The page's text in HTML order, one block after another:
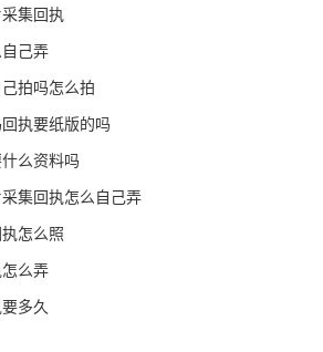
集回执
己弄
拍吗怎么拍
执要纸版的吗
么资料吗
集回执怎么自己弄
怎么照
么弄
多久